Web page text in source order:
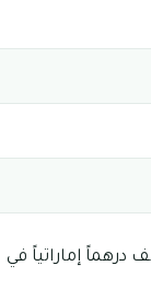
أسعار إيجارات الاستديوهات في شاطئ السعديات ابوظبي ما يقرب من 95 ألف درهماً إماراتياً في